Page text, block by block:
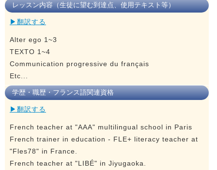
レッスン内容（生徒に望む到達点、使用テキスト等）
▶翻訳する
Alter ego 1~3
TEXTO 1~4
Communication progressive du français
Etc...
学歴・職歴・フランス語関連資格
▶翻訳する
French teacher at "AAA" multilingual school in Paris
French trainer in education - FLE+ literacy teacher at
"Fles78" in France.
French teacher at "LIBÉ" in Jiyugaoka.